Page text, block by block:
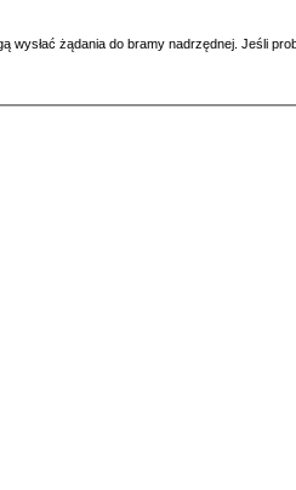
wysłać żądania do bramy nadrzędnej. Jeśli